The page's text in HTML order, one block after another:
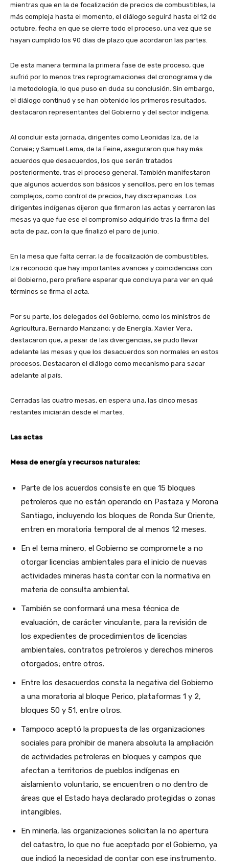
mientras que en la de focalización de precios de combustibles, la
más compleja hasta el momento, el diálogo seguirá hasta el 12 de
octubre, fecha en que se cierre todo el proceso, una vez que se
hayan cumplido los 90 días de plazo que acordaron las partes.
De esta manera termina la primera fase de este proceso, que
sufrió por lo menos tres reprogramaciones del cronograma y de
la metodología, lo que puso en duda su conclusión. Sin embargo,
el diálogo continuó y se han obtenido los primeros resultados,
destacaron representantes del Gobierno y del sector indígena.
Al concluir esta jornada, dirigentes como Leonidas Iza, de la
Conaie; y Samuel Lema, de la Feine, aseguraron que hay más
acuerdos que desacuerdos, los que serán tratados
posteriormente, tras el proceso general. También manifestaron
que algunos acuerdos son básicos y sencillos, pero en los temas
complejos, como control de precios, hay discrepancias. Los
dirigentes indígenas dijeron que firmaron las actas y cerraron las
mesas ya que fue ese el compromiso adquirido tras la firma del
acta de paz, con la que finalizó el paro de junio.
En la mesa que falta cerrar, la de focalización de combustibles,
Iza reconoció que hay importantes avances y coincidencias con
el Gobierno, pero prefiere esperar que concluya para ver en qué
términos se firma el acta.
Por su parte, los delegados del Gobierno, como los ministros de
Agricultura, Bernardo Manzano; y de Energía, Xavier Vera,
destacaron que, a pesar de las divergencias, se pudo llevar
adelante las mesas y que los desacuerdos son normales en estos
procesos. Destacaron el diálogo como mecanismo para sacar
adelante al país.
Cerradas las cuatro mesas, en espera una, las cinco mesas
restantes iniciarán desde el martes.
Las actas
Mesa de energía y recursos naturales:
Parte de los acuerdos consiste en que 15 bloques
petroleros que no están operando en Pastaza y Morona
Santiago, incluyendo los bloques de Ronda Sur Oriente,
entren en moratoria temporal de al menos 12 meses.
En el tema minero, el Gobierno se compromete a no
otorgar licencias ambientales para el inicio de nuevas
actividades mineras hasta contar con la normativa en
materia de consulta ambiental.
También se conformará una mesa técnica de
evaluación, de carácter vinculante, para la revisión de
los expedientes de procedimientos de licencias
ambientales, contratos petroleros y derechos mineros
otorgados; entre otros.
Entre los desacuerdos consta la negativa del Gobierno
a una moratoria al bloque Perico, plataformas 1 y 2,
bloques 50 y 51, entre otros.
Tampoco aceptó la propuesta de las organizaciones
sociales para prohibir de manera absoluta la ampliación
de actividades petroleras en bloques y campos que
afectan a territorios de pueblos indígenas en
aislamiento voluntario, se encuentren o no dentro de
áreas que el Estado haya declarado protegidas o zonas
intangibles.
En minería, las organizaciones solicitan la no apertura
del catastro, lo que no fue aceptado por el Gobierno, ya
que indicó la necesidad de contar con ese instrumento,